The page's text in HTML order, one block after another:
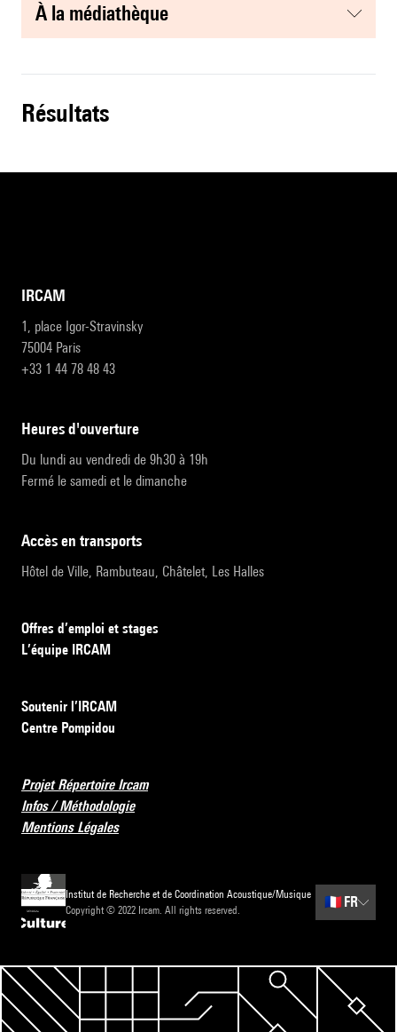
à la médiathèque
résultats
IRCAM
1, place Igor-Stravinsky
75004 Paris
+33 1 44 78 48 43
heures d'ouverture
Du lundi au vendredi de 9h30 à 19h
Fermé le samedi et le dimanche
accès en transports
Hôtel de Ville, Rambuteau, Châtelet, Les Halles
Offres d’emploi et stages
L’équipe IRCAM
Soutenir l’IRCAM
Centre Pompidou
Projet Répertoire Ircam
Infos / Méthodologie
Mentions Légales
Institut de Recherche et de Coordination Acoustique/Musique
Copyright © 2022 Ircam. All rights reserved.
🇫🇷 FR